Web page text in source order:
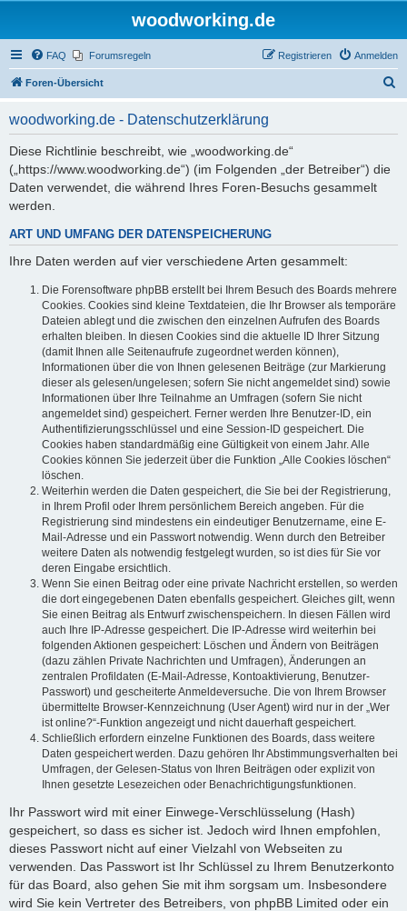
woodworking.de
FAQ Forumsregeln Anmelden
Registrieren
Foren-Übersicht
woodworking.de - Datenschutzerklärung
Diese Richtlinie beschreibt, wie „woodworking.de“
(„https://www.woodworking.de“) (im Folgenden „der Betreiber“) die
Daten verwendet, die während Ihres Foren-Besuchs gesammelt
werden.
ART UND UMFANG DER DATENSPEICHERUNG
Ihre Daten werden auf vier verschiedene Arten gesammelt:
Die Forensoftware phpBB erstellt bei Ihrem Besuch des Boards mehrere
Cookies. Cookies sind kleine Textdateien, die Ihr Browser als temporäre
Dateien ablegt und die zwischen den einzelnen Aufrufen des Boards
erhalten bleiben. In diesen Cookies sind die aktuelle ID Ihrer Sitzung
(damit Ihnen alle Seitenaufrufe zugeordnet werden können),
Informationen über die von Ihnen gelesenen Beiträge (zur Markierung
dieser als gelesen/ungelesen; sofern Sie nicht angemeldet sind) sowie
Informationen über Ihre Teilnahme an Umfragen (sofern Sie nicht
angemeldet sind) gespeichert. Ferner werden Ihre Benutzer-ID, ein
Authentifizierungsschlüssel und eine Session-ID gespeichert. Die
Cookies haben standardmäßig eine Gültigkeit von einem Jahr. Alle
Cookies können Sie jederzeit über die Funktion „Alle Cookies löschen“
löschen.
Weiterhin werden die Daten gespeichert, die Sie bei der Registrierung,
in Ihrem Profil oder Ihrem persönlichem Bereich angeben. Für die
Registrierung sind mindestens ein eindeutiger Benutzername, eine E-
Mail-Adresse und ein Passwort notwendig. Wenn durch den Betreiber
weitere Daten als notwendig festgelegt wurden, so ist dies für Sie vor
deren Eingabe ersichtlich.
Wenn Sie einen Beitrag oder eine private Nachricht erstellen, so werden
die dort eingegebenen Daten ebenfalls gespeichert. Gleiches gilt, wenn
Sie einen Beitrag als Entwurf zwischenspeichern. In diesen Fällen wird
auch Ihre IP-Adresse gespeichert. Die IP-Adresse wird weiterhin bei
folgenden Aktionen gespeichert: Löschen und Ändern von Beiträgen
(dazu zählen Private Nachrichten und Umfragen), Änderungen an
zentralen Profildaten (E-Mail-Adresse, Kontoaktivierung, Benutzer-
Passwort) und gescheiterte Anmeldeversuche. Die von Ihrem Browser
übermittelte Browser-Kennzeichnung (User Agent) wird nur in der „Wer
ist online?“-Funktion angezeigt und nicht dauerhaft gespeichert.
Schließlich erfordern einzelne Funktionen des Boards, dass weitere
Daten gespeichert werden. Dazu gehören Ihr Abstimmungsverhalten bei
Umfragen, der Gelesen-Status von Ihren Beiträgen oder explizit von
Ihnen gesetzte Lesezeichen oder Benachrichtigungsfunktionen.
Ihr Passwort wird mit einer Einwege-Verschlüsselung (Hash)
gespeichert, so dass es sicher ist. Jedoch wird Ihnen empfohlen,
dieses Passwort nicht auf einer Vielzahl von Webseiten zu
verwenden. Das Passwort ist Ihr Schlüssel zu Ihrem Benutzerkonto
für das Board, also gehen Sie mit ihm sorgsam um. Insbesondere
wird Sie kein Vertreter des Betreibers, von phpBB Limited oder ein